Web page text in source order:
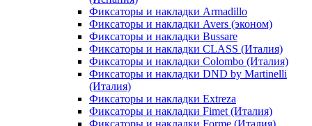
Фиксаторы и накладки Armadillo
Фиксаторы и накладки Avers (эконом)
Фиксаторы и накладки Bussare
Фиксаторы и накладки CLASS (Италия)
Фиксаторы и накладки Colombo (Италия)
Фиксаторы и накладки DND by Martinelli
(Италия)
Фиксаторы и накладки Extreza
Фиксаторы и накладки Fimet (Италия)
Фиксаторы и накладки Forme (Италия)